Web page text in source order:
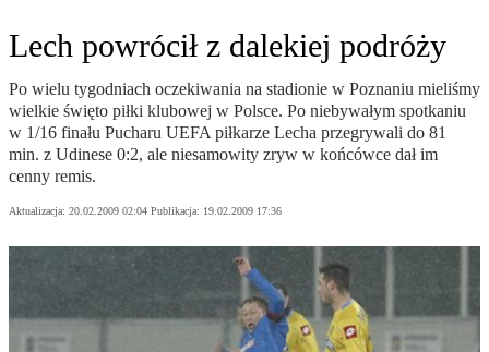
Lech powrócił z dalekiej podróży
Po wielu tygodniach oczekiwania na stadionie w Poznaniu mieliśmy
wielkie święto piłki klubowej w Polsce. Po niebywałym spotkaniu
w 1/16 finału Pucharu UEFA piłkarze Lecha przegrywali do 81
min. z Udinese 0:2, ale niesamowity zryw w końcówce dał im
cenny remis.
Aktualizacja: 20.02.2009 02:04 Publikacja: 19.02.2009 17:36